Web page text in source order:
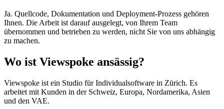
Ja. Quellcode, Dokumentation und Deployment-Prozess gehören
Ihnen. Die Arbeit ist darauf ausgelegt, von Ihrem Team
übernommen und betrieben zu werden, nicht Sie von uns abhängig
zu machen.
Wo ist Viewspoke ansässig?
Viewspoke ist ein Studio für Individualsoftware in Zürich. Es
arbeitet mit Kunden in der Schweiz, Europa, Nordamerika, Asien
und den VAE.